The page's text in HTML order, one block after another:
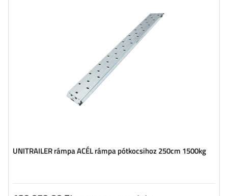
UNITRAILER rámpa ACÉL rámpa pótkocsihoz 250cm 1500kg